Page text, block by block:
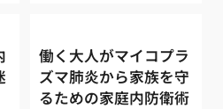
働く大人がマイコプラ
ズマ肺炎から家族を守
るための家庭内防衛術